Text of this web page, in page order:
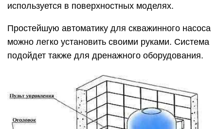
используется в поверхностных моделях.
Простейшую автоматику для скважинного насоса
можно легко установить своими руками. Система
подойдет также для дренажного оборудования.